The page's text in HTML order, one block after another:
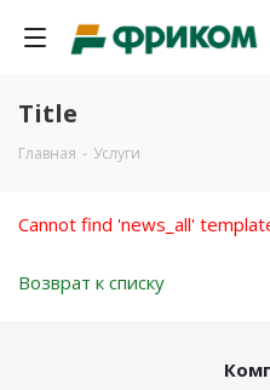
Title
Главная - Услуги
Cannot find 'news_all'
Возврат к списку